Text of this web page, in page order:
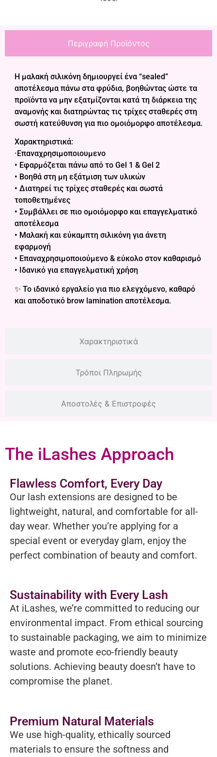
Περιγραφή Προϊόντος
Χαρακτηριστικά
Τρόποι Πληρωμής
Αποστολές & Επιστροφές
Η μαλακή σιλικόνη δημιουργεί ένα “sealed”
αποτέλεσμα πάνω στα φρύδια, βοηθώντας ώστε τα
προϊόντα να μην εξατμίζονται κατά τη διάρκεια της
αναμονής και διατηρώντας τις τρίχες σταθερές στη
σωστή κατεύθυνση για πιο ομοιόμορφο αποτέλεσμα.
Χαρακτηριστικά:
·Επαναχρησιμοποιουμενο
• Εφαρμόζεται πάνω από το Gel 1 & Gel 2
• Βοηθά στη μη εξάτμιση των υλικών
• Διατηρεί τις τρίχες σταθερές και σωστά
τοποθετημένες
• Συμβάλλει σε πιο ομοιόμορφο και επαγγελματικό
αποτέλεσμα
• Μαλακή και εύκαμπτη σιλικόνη για άνετη
εφαρμογή
• Επαναχρησιμοποιούμενο & εύκολο στον καθαρισμό
• Ιδανικό για επαγγελματική χρήση
✨ Το ιδανικό εργαλείο για πιο ελεγχόμενο, καθαρό
και αποδοτικό brow lamination αποτέλεσμα.
The iLashes Approach
Flawless Comfort, Every Day
Our lash extensions are designed to be
lightweight, natural, and comfortable for all-
day wear. Whether you’re applying for a
special event or everyday glam, enjoy the
perfect combination of beauty and comfort.
Sustainability with Every Lash
At iLashes, we’re committed to reducing our
environmental impact. From ethical sourcing
to sustainable packaging, we aim to minimize
waste and promote eco-friendly beauty
solutions. Achieving beauty doesn’t have to
compromise the planet.
Premium Natural Materials
We use high-quality, ethically sourced
materials to ensure the softness and